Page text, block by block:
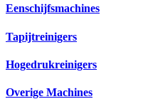
Eenschijfsmachines
Tapijtreinigers
Hogedrukreinigers
Overige Machines